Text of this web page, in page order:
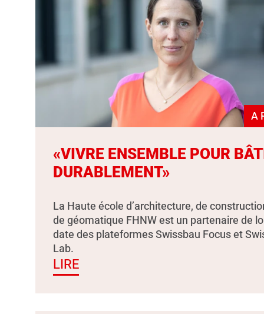
A
«VIVRE ENSEMBLE POUR
DURABLEMENT»
La Haute école d’architecture, de
de géomatique FHNW est un partenaire de
date des plateformes Swissbau Focus et
Lab.
LIRE